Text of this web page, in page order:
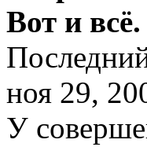
Вот и всё.
ноя 29,
У